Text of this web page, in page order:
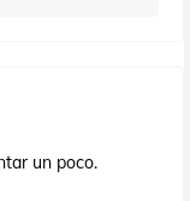
un poco.